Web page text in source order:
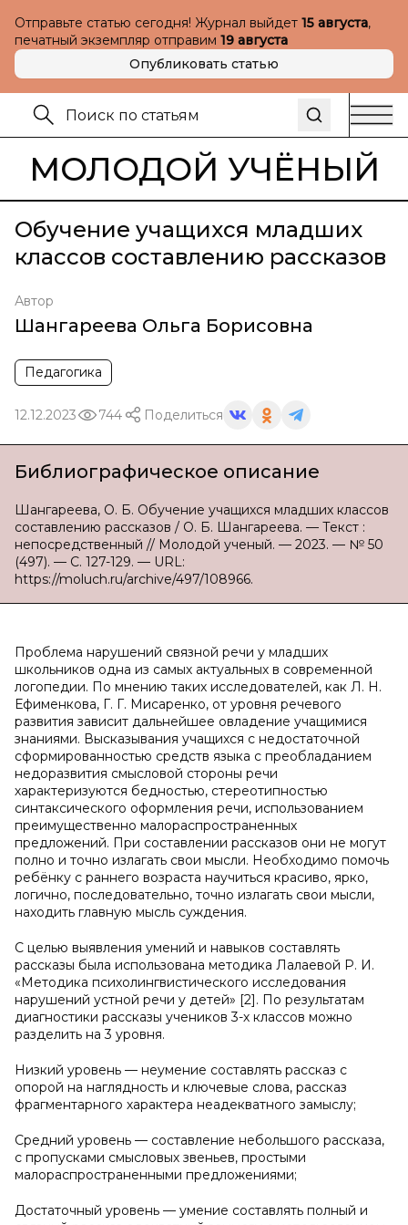
Отправьте статью сегодня! Журнал выйдет 15 августа,
печатный экземпляр отправим 19 августа
Опубликовать статью
МОЛОДОЙ УЧЁНЫЙ
Обучение учащихся младших
классов составлению рассказов
Автор
Шангареева Ольга Борисовна
Педагогика
12.12.2023 744 Поделиться
Библиографическое описание
Шангареева, О. Б. Обучение учащихся младших классов
составлению рассказов / О. Б. Шангареева. — Текст :
непосредственный // Молодой ученый. — 2023. — № 50
(497). — С. 127-129. — URL:
https://moluch.ru/archive/497/108966.
Проблема нарушений связной речи у младших
школьников одна из самых актуальных в современной
логопедии. По мнению таких исследователей, как Л. Н.
Ефименкова, Г. Г. Мисаренко, от уровня речевого
развития зависит дальнейшее овладение учащимися
знаниями. Высказывания учащихся с недостаточной
сформированностью средств языка с преобладанием
недоразвития смысловой стороны речи
характеризуются бедностью, стереотипностью
синтаксического оформления речи, использованием
преимущественно малораспространенных
предложений. При составлении рассказов они не могут
полно и точно излагать свои мысли. Необходимо помочь
ребёнку с раннего возраста научиться красиво, ярко,
логично, последовательно, точно излагать свои мысли,
находить главную мысль суждения.
С целью выявления умений и навыков составлять
рассказы была использована методика Лалаевой Р. И.
«Методика психолингвистического исследования
нарушений устной речи у детей» [2]. По результатам
диагностики рассказы учеников 3-х классов можно
разделить на 3 уровня.
Низкий уровень — неумение составлять рассказ с
опорой на наглядность и ключевые слова, рассказ
фрагментарного характера неадекватного замыслу;
Средний уровень — составление небольшого рассказа,
с пропусками смысловых звеньев, простыми
малораспространенными предложениями;
Достаточный уровень — умение составлять полный и